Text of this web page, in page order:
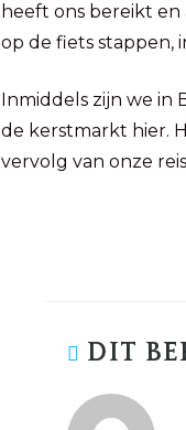
heeft ons bereikt
op de fiets stappen,
Inmiddels zijn we in
de kerstmarkt hier.
vervolg van onze
DIT